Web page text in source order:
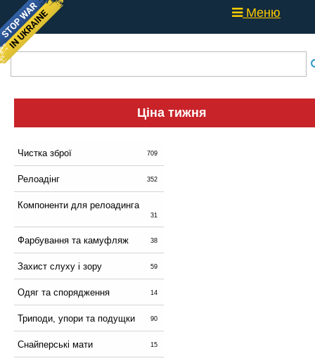
Меню
Ціна тижня
Чистка зброї 709
Релоадінг 352
Компоненти для релоадинга
31
Фарбування та камуфляж 38
Захист слуху і зору 59
Одяг та спорядження 14
Триподи, упори та подущки 90
Снайперські мати 15